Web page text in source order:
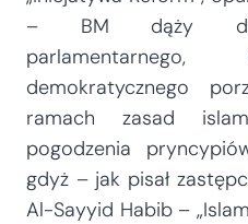
– BM dąży do
demokratycznego
ramach zasad
pogodzenia
gdyż – jak pisał
Al-Sayyid Habib –